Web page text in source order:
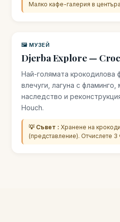
Малко кафе-галерия в
🖼️ МУЗЕЙ
Djerba Explore —
Най-голямата крокодилова
влечуги, лагуна с
наследство и
Houch.
💡 Съвет : Хранене на
(представление). Отчислете